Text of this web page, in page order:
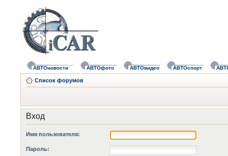
АВТОновости АВТОфото АВТОвидео АВТОспорт
Список форумов
Вход
Имя пользователя:
Пароль: